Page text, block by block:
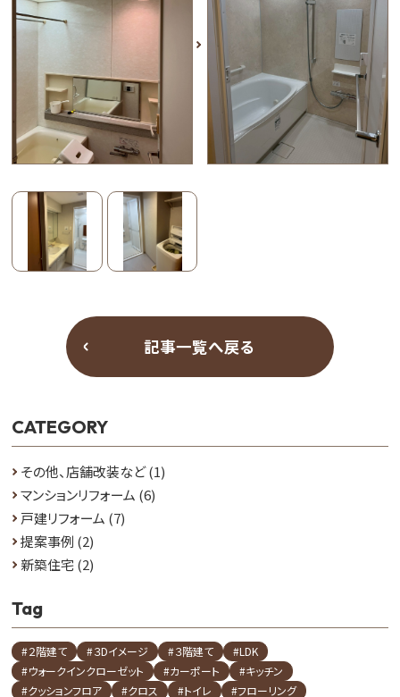
記事一覧へ戻る
CATEGORY
その他、店舗改装など(1)
マンションリフォーム (6)
戸建リフォーム (7)
提案事例 (2)
新築住宅(2)
Tag
#２階建て #３Dイメージ #３階建て
#LDK
#ウォークインクローゼット
#カーポート
#キッチン
#クッションフロア
#クロス #トイレ
#フローリング